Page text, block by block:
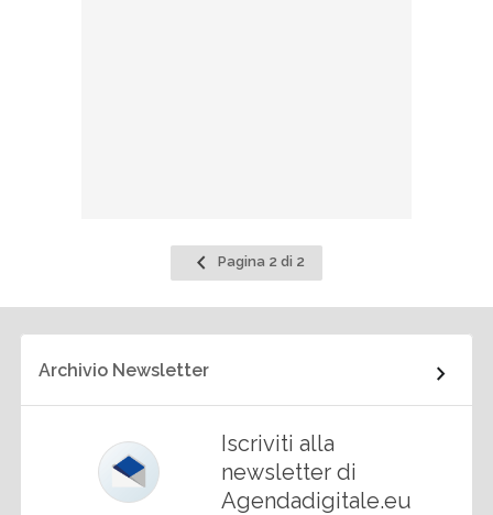
Pagina
precedente
Pagina 2 di 2
Archivio Newsletter
Iscriviti alla
newsletter di
Agendadigitale.eu